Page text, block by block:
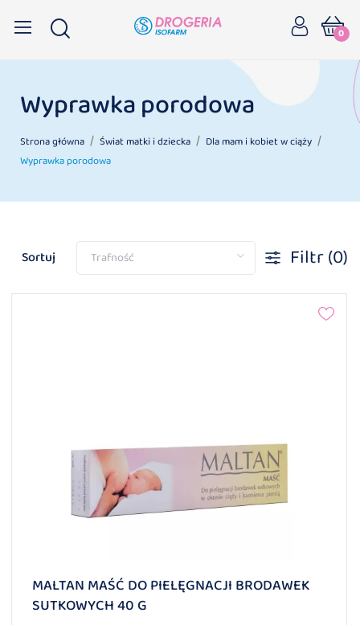
0
Wyprawka porodowa
Strona główna Świat matki i dziecka
Dla mam i kobiet w ciąży
Wyprawka porodowa
Sortuj Trafność Filtr(0)
MALTAN MAŚĆ DO PIELĘGNACJI BRODAWEK
SUTKOWYCH 40 G